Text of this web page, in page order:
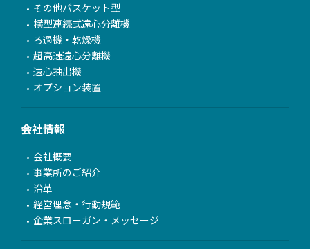
その他バスケット型
横型連続式遠心分離機
ろ過機・乾燥機
超高速遠心分離機
遠心抽出機
オプション装置
会社情報
会社概要
事業所のご紹介
沿革
経営理念・行動規範
企業スローガン・メッセージ